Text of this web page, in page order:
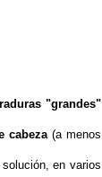
"grandes"
cabeza(a menos
en varios